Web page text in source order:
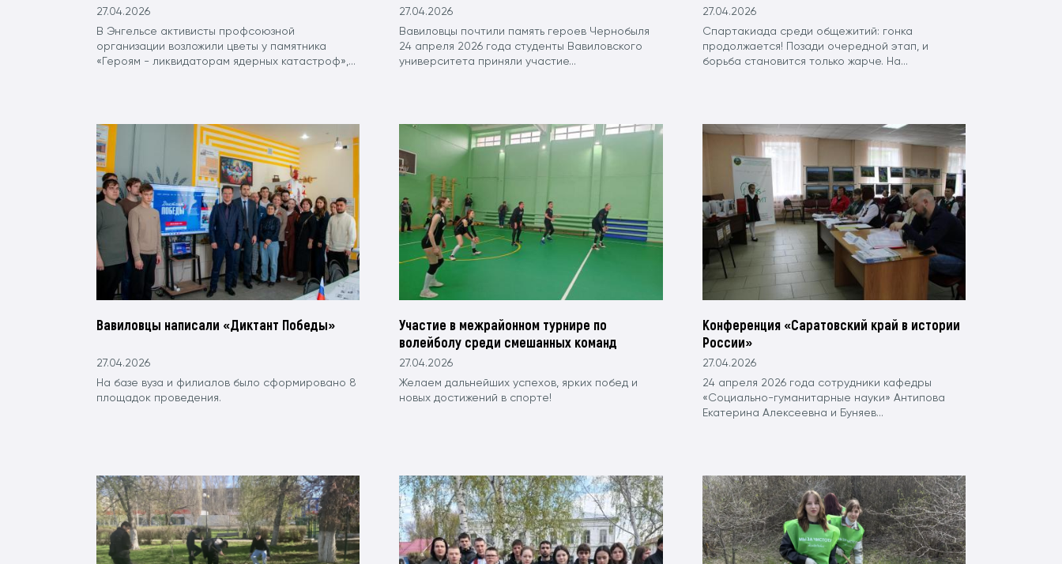
27.04.2026
В Энгельсе активисты профсоюзной
организации возложили цветы у памятника
«Героям - ликвидаторам ядерных катастроф»,...
27.04.2026
Вавиловцы почтили память героев Чернобыля
24 апреля 2026 года студенты Вавиловского
университета приняли участие...
27.04.2026
Спартакиада среди общежитий: гонка
продолжается! Позади очередной этап, и
борьба становится только жарче. На...
Вавиловцы написали «Диктант Победы»
27.04.2026
На базе вуза и филиалов было сформировано 8
площадок проведения.
Участие в межрайонном турнире по
волейболу среди смешанных команд
27.04.2026
Желаем дальнейших успехов, ярких побед и
новых достижений в спорте!
Конференция «Саратовский край в истории
России»
27.04.2026
24 апреля 2026 года сотрудники кафедры
«Социально-гуманитарные науки» Антипова
Екатерина Алексеевна и Буняев...